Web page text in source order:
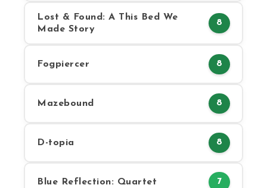
Lost & Found: A This Bed We
Made Story
8
Fogpiercer 8
Mazebound 8
D-topia 8
Blue Reflection: Quartet 7